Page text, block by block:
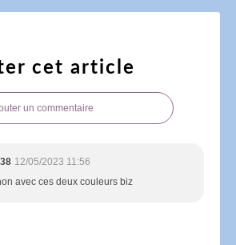
cet article
un commentaire
12/05/2023 11:56
avec ces deux couleurs biz